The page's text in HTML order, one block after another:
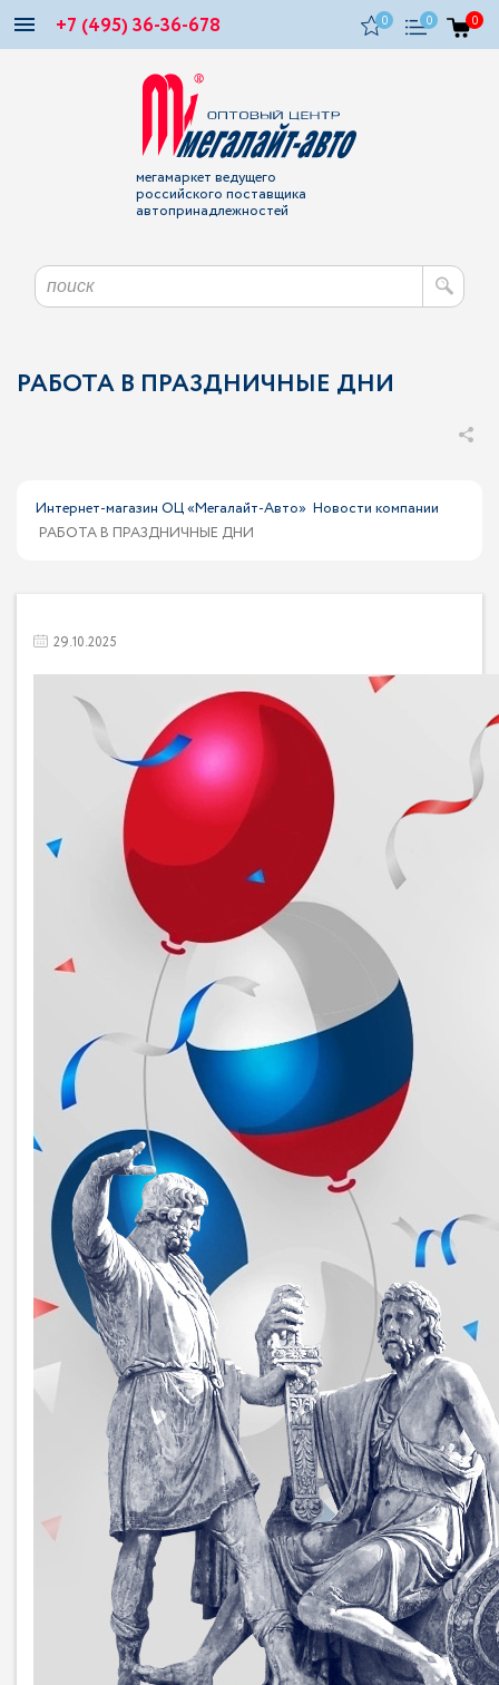
+7 (495) 36-36-678 0 0 0
мегамаркет ведущего
российского поставщика
автопринадлежностей
РАБОТА В ПРАЗДНИЧНЫЕ ДНИ
Интернет-магазин ОЦ «Мегалайт-Авто» Новости компании
РАБОТА В ПРАЗДНИЧНЫЕ ДНИ
29.10.2025